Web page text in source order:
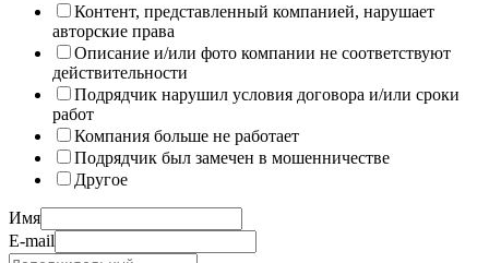
Контент, представленный компанией, нарушает
авторские права
Описание и/или фото компании не соответствуют
действительности
Подрядчик нарушил условия договора и/или сроки
работ
Компания больше не работает
Подрядчик был замечен в мошенничестве
Другое
Имя
E-mail